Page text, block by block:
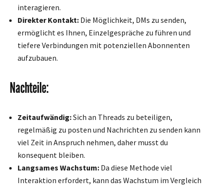
interagieren.
Direkter Kontakt: Die Möglichkeit, DMs zu senden,
ermöglicht es Ihnen, Einzelgespräche zu führen und
tiefere Verbindungen mit potenziellen Abonnenten
aufzubauen.
Nachteile:
Zeitaufwändig:Sich an Threads zu beteiligen,
regelmäßig zu posten und Nachrichten zu senden kann
viel Zeit in Anspruch nehmen, daher musst du
konsequent bleiben.
Langsames Wachstum: Da diese Methode viel
Interaktion erfordert, kann das Wachstum im Vergleich